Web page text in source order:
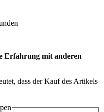
Erfahrung mit anderen
dass der Kauf des Artikels